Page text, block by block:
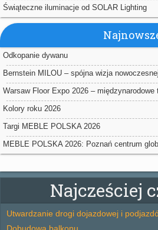
Świąteczne iluminacje od SOLAR Lighting
Odkopanie dywanu
Bernstein MILOU – spójna wizja
Warsaw Floor Expo 2026 – międzynarodowe
powierzchniowych w Nadarzynie
Kolory roku 2026
Targi MEBLE POLSKA 2026
MEBLE POLSKA 2026: Poznań centrum
Najcześciej
Utwardzanie drogi dojazdowej i